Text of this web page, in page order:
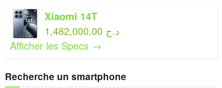
Xiaomi 14T
1,482,000.00 د.ج
Afficher les Specs →
Recherche un smartphone